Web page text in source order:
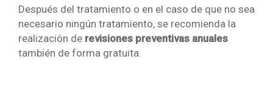
Después del tratamiento o en el caso de que no sea
necesario ningún tratamiento, se recomienda la
realización de revisiones preventivas anuales
también de forma gratuita.